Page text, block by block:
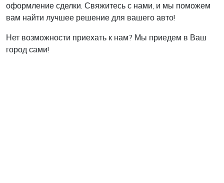
оформление сделки. Свяжитесь с нами, и мы поможем
вам найти лучшее решение для вашего авто!
Нет возможности приехать к нам? Мы приедем в Ваш
город сами!